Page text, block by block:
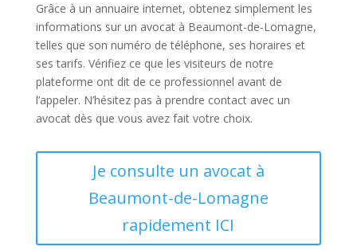
Grâce à un annuaire internet, obtenez simplement les
informations sur un avocat à Beaumont-de-Lomagne,
telles que son numéro de téléphone, ses horaires et
ses tarifs. Vérifiez ce que les visiteurs de notre
plateforme ont dit de ce professionnel avant de
l’appeler. N’hésitez pas à prendre contact avec un
avocat dès que vous avez fait votre choix.
Je consulte un avocat à
Beaumont-de-Lomagne
rapidement ICI